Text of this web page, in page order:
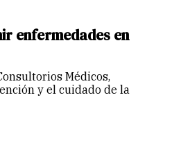
enfermedades en
Médicos,
y el cuidado de la